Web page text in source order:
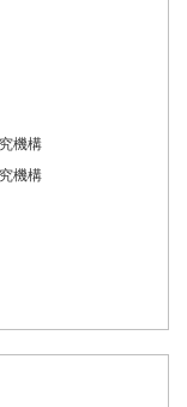
機構
機構